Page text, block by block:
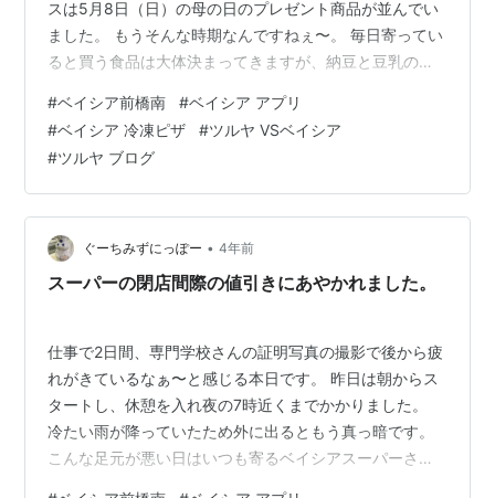
スは5月8日（日）の母の日のプレゼント商品が並んでい
ました。 もうそんな時期なんですねぇ〜。 毎日寄ってい
ると買う食品は大体決まってきますが、納豆と豆乳の消
バラ肉もお手頃値段のものがあったら購入します。 あと
最近事務的に入れちゃう商品があるんです。💦 それが4
本入りのお団子です。( ^ω^ ) みたらし2本とこしあん2本
の組み合わせです。 値段は95円（税込）なのでワンコイ
ンでお釣りがきます。 このミックス団子は地元の和菓子
屋さんで作って…
#ベイシア前橋南 #ベイシア アプリ
#ベイシア 冷凍ピザ #ツルヤ VSベイシア
#ツルヤ ブログ
ぐーちみずにっぽー • 4年前
スーパーの閉店間際の値引きにあやかれました。
仕事で2日間、専門学校さんの証明写真の撮影で後から疲
れがきているなぁ〜と感じる本日です。 昨日は朝からス
タートし、休憩を入れ夜の7時近くまでかかりました。
冷たい雨が降っていたため外に出るともう真っ暗です。
こんな足元が悪い日はいつも寄るベイシアスーパーさん